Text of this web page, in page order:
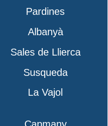
Pardines
Albanyà
Sales de Llierca
Susqueda
La Vajol